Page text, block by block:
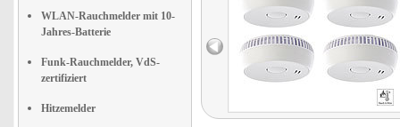
WLAN-Rauchmelder mit 10-
Jahres-Batterie
Funk-Rauchmelder, VdS-
zertifiziert
Hitzemelder